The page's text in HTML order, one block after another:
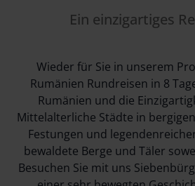
Ein einzigartiges
Wieder für Sie in unserem
Rumänien Rundreisen in 8
Rumänien und die
Mittelalterliche Städte in
Festungen und
bewaldete Berge und Täler
Besuchen Sie mit uns